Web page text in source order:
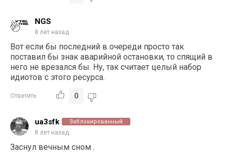
NGS
8 лет назад
Вот если бы последний в очереди просто так
поставил бы знак аварийной остановки, то спящий в
него не врезался бы. Ну, так считает целый набор
идиотов с этого ресурса.
Ответить 0
ua3sfk Заблокированный
8 лет назад
Заснул вечным сном .